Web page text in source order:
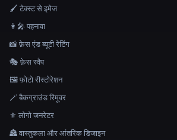
🖌️ टेक्स्ट से इमेज
👩‍🎤 पहनावा
📸 फ़ेस एंड ब्यूटी रेटिंग
🎭 फ़ेस स्वैप
🖼️ फ़ोटो रीस्टोरेशन
🪄 बैकग्राउंड रिमूवर
⚜️ लोगो जनरेटर
🏯 वास्तुकला और आंतरिक डिजाइन